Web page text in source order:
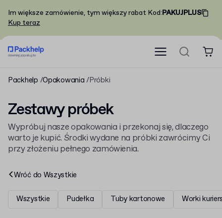
Im większe zamówienie, tym większy rabat Kod:PAKUJPLUS
Kup teraz
Packhelp Opakowania Próbki
Zestawy próbek
Wypróbuj nasze opakowania i przekonaj się, dlaczego
warto je kupić. Środki wydane na próbki zawrócimy Ci
przy złożeniu pełnego zamówienia.
Wróć do Wszystkie
Wszystkie Pudełka Tuby kartonowe Worki